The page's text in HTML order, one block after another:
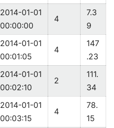
2014-01-01
00:00:00
4
7.3
9
2014-01-01
00:01:05
4
147
.23
2014-01-01
00:02:10
2
111.
34
2014-01-01
00:03:15
4
78.
15